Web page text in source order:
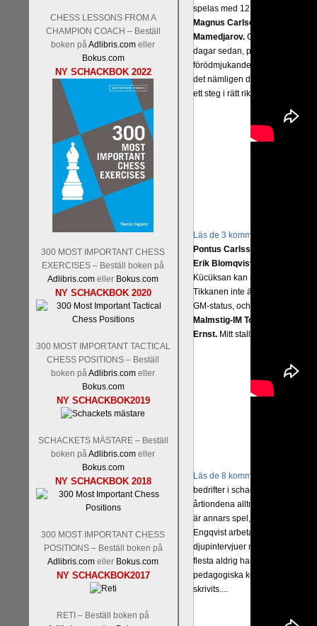
CHESS LESSONS FROM A
CHAMPION COACH – Beställ
boken på Adlibris.com eller
Bokus.com
NY SCHACKBOK 2022
300 MOST IMPORTANT CHESS
EXERCISES – Beställ boken på
Adlibris.com eller Bokus.com
NY SCHACKBOK 2020
300 MOST IMPORTANT TACTICAL
CHESS POSITIONS – Beställ
boken påAdlibris.com eller
Bokus.com
NY SCHACKBOK2019
SCHACKETS MÄSTARE – Beställ
boken påAdlibris.com eller
Bokus.com
NY SCHACKBOK 2018
300 MOST IMPORTANT CHESS
POSITIONS – Beställ boken på
Adlibris.com eller Bokus.com
NY SCHACKBOK2017
RETI – Beställ boken på
spelas med 12 deltagare
Magnus Carlsen-Anish Giri,
Mamedjarov. Carlsen är
dagar sedan, på blodigt allvar.
förödmjukande skriverier i
det nämligen den sistnämnda
ett steg i rätt riktning. Chris Bird
Läs de 3 kommentarerna
Pontus Carlsson, FM Kaan
Erik Blomqvist-IM Michael
Kücüksan kan absolut inte
Tikkanen inte är med och
GM-status, och Tikkanen är
Malmstig-IM Tommy
Ernst.Mitt stalltips är att
Läs de 8 kommentarerna
bedrifter i schackvärlden.
årtiondena alltmer betraktats
är annars spel, vetenskap eller
Engqvist arbetat med boken i
djupintervjuer med
flesta aldrig har sett tidigare.
pedagogiska kommentarer och
skrivits....